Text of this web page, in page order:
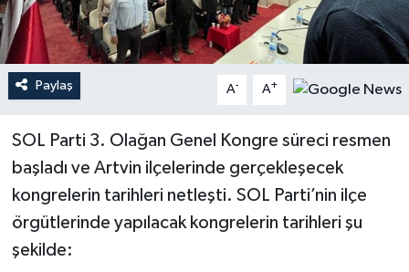
Paylaş A- A+
SOL Parti 3. Olağan Genel Kongre süreci resmen
başladı ve Artvin ilçelerinde gerçekleşecek
kongrelerin tarihleri netleşti. SOL Parti’nin ilçe
örgütlerinde yapılacak kongrelerin tarihleri şu
şekilde: